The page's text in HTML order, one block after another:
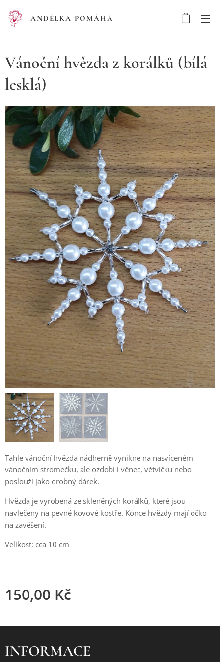
ANDĚLKA POMÁHÁ
Vánoční hvězda z korálků (bílá
lesklá)
Tahle vánoční hvězda nádherně vynikne na nasvíceném
vánočním stromečku, ale ozdobí i věnec, větvičku nebo
poslouží jako drobný dárek.
Hvězda je vyrobená ze skleněných korálků, které jsou
navlečeny na pevné kovové kostře. Konce hvězdy mají očko
na zavěšení.
Velikost: cca 10 cm
150,00 Kč
INFORMACE